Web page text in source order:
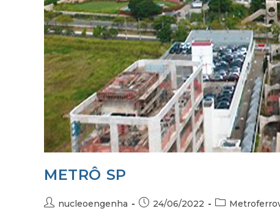
METRÔ SP
nucleoengenha 24/06/2022